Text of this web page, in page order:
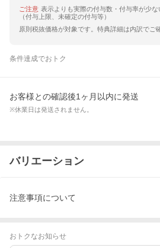
ご注意 表示よりも実際の付与数・付与率が少な
（付与上限、未確定の付与等）
原則税抜価格が対象です。特典詳細は内訳でご
条件達成でおトク
お客様との確認後1ヶ月以内に発送
※休業日は発送されません。
バリエーション
注意事項について
おトクなお知らせ